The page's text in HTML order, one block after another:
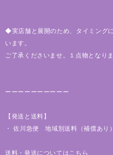
◆実店舗と展開のため、タイミング
います。
ご了承くださいませ。１点物となりま
ーーーーーーーーーー
【発送と送料】
・ 佐川急便 地域別送料（補償あり）
送料・発送についてはこちら